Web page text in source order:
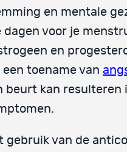
en mentale
dagen voor je
en
toename van
beurt kan resulteren
gebruik van de